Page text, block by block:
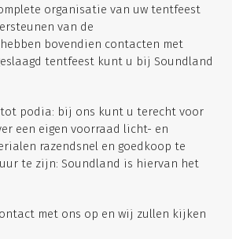
organisatie van uw tentfeest
van de
bovendien contacten met
tentfeest kunt u bij Soundland
podia: bij ons kunt u terecht voor
een eigen voorraad licht- en
razendsnel en goedkoop te
te zijn: Soundland is hiervan het
met ons op en wij zullen kijken